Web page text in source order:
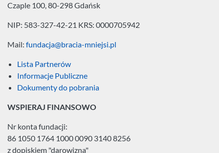
Czaple 100, 80-298 Gdańsk
NIP: 583-327-42-21 KRS: 0000705942
Mail: fundacja@bracia-mniejsi.pl
Lista Partnerów
Informacje Publiczne
Dokumenty do pobrania
WSPIERAJ FINANSOWO
Nr konta fundacji:
86 1050 1764 1000 0090 3140 8256
z dopiskiem "darowizna"